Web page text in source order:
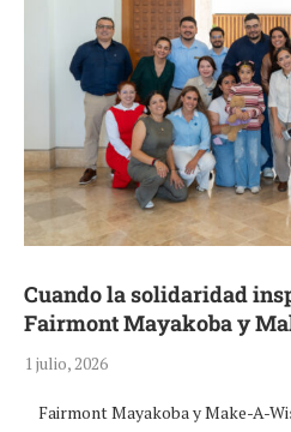
Cuando la solidaridad
Fairmont Mayakoba y
1 julio, 2026
Fairmont Mayakoba y Make-A-